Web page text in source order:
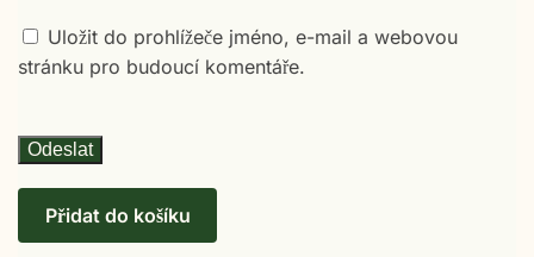
Uložit do prohlížeče jméno, e-mail a webovou
stránku pro budoucí komentáře.
Přidat do košíku